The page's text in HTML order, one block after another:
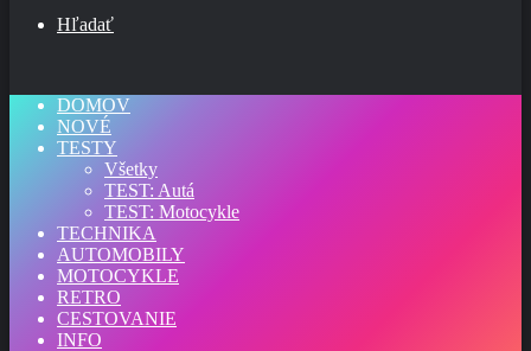
Hľadať
DOMOV
NOVÉ
TESTY
Všetky
TEST: Autá
TEST: Motocykle
TECHNIKA
AUTOMOBILY
MOTOCYKLE
RETRO
CESTOVANIE
INFO